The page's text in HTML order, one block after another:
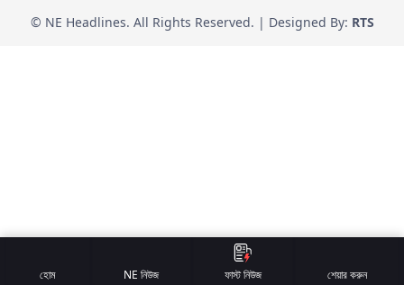
© NE Headlines. All Rights Reserved. | Designed By: RTS
হোম NE নিউজ ফাস্ট নিউজ শেয়ার করুন